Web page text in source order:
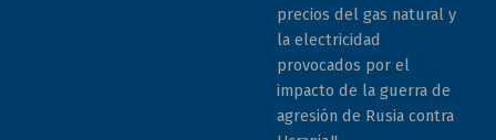
precios del gas natural y
la electricidad
provocados por el
impacto de la guerra de
agresión de Rusia contra